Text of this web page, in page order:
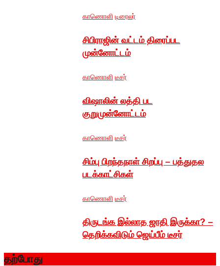
காணொளி டிரைலர்
சிபிராஜின் வட்டம் திரைப்பட
முன்னோட்டம்
காணொளி டீசர்
விஷாலின் லத்தி பட
குறுமுன்னோட்டம்
காணொளி டீசர்
சிம்பு பிறந்தநாள் சிறப்பு – பத்துதல
படக்காட்சிகள்
காணொளி டீசர்
திருடங்க இல்லாத ஜாதி இருக்கா? –
தெறிக்கவிடும் ஜெய்பீம் டீசர்
தற்போது